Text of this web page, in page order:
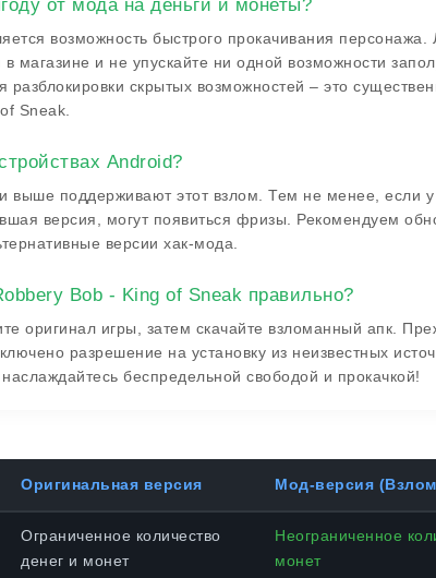
от мода на деньги и монеты?
возможность быстрого прокачивания персонажа.
магазине и не упускайте ни одной возможности
скрытых возможностей – это
Sneak.
Android?
выше поддерживают этот взлом. Тем не менее, если у
версия, могут появиться фризы. Рекомендуем
версии хак-мода.
Bob - King of Sneak правильно?
оригинал игры, затем скачайте взломанный апк.
разрешение на установку из неизвестных
беспредельной свободой и прокачкой!
Оригинальная версия Мод-версия
Ограниченное количество
денег и монет
Неограниченное
монет